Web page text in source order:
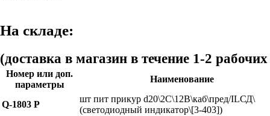
На складе:
(доставка в магазин в течение 1-2
Номер или доп.
параметры
Наименование
Q-1803 P
шт пит прикур d20\2C\12В\каб\пред/ILСД\
(светодиодный индикатор\[3-403])